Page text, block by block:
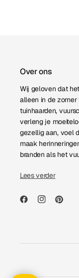
Over ons
Wij geloven dat
alleen in de
tuinhaarden,
verleng je
gezellig aan, voel
maak
branden als het
Lees verder